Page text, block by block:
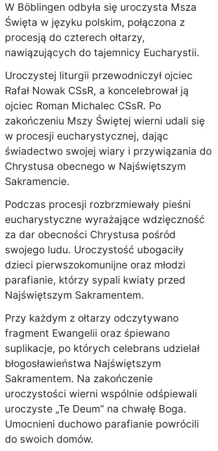
W Böblingen odbyła się uroczysta Msza
Święta w języku polskim, połączona z
procesją do czterech ołtarzy,
nawiązujących do tajemnicy Eucharystii.
Uroczystej liturgii przewodniczył ojciec
Rafał Nowak CSsR, a koncelebrował ją
ojciec Roman Michalec CSsR. Po
zakończeniu Mszy Świętej wierni udali się
w procesji eucharystycznej, dając
świadectwo swojej wiary i przywiązania do
Chrystusa obecnego w Najświętszym
Sakramencie.
Podczas procesji rozbrzmiewały pieśni
eucharystyczne wyrażające wdzięczność
za dar obecności Chrystusa pośród
swojego ludu. Uroczystość ubogaciły
dzieci pierwszokomunijne oraz młodzi
parafianie, którzy sypali kwiaty przed
Najświętszym Sakramentem.
Przy każdym z ołtarzy odczytywano
fragment Ewangelii oraz śpiewano
suplikacje, po których celebrans udzielał
błogosławieństwa Najświętszym
Sakramentem. Na zakończenie
uroczystości wierni wspólnie odśpiewali
uroczyste „Te Deum” na chwałę Boga.
Umocnieni duchowo parafianie powrócili
do swoich domów.